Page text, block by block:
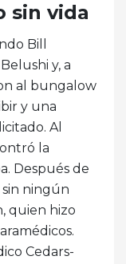
sin vida
Bill
y, a
al bungalow
y una
Al
la
Después de
ningún
quien hizo
Cedars-